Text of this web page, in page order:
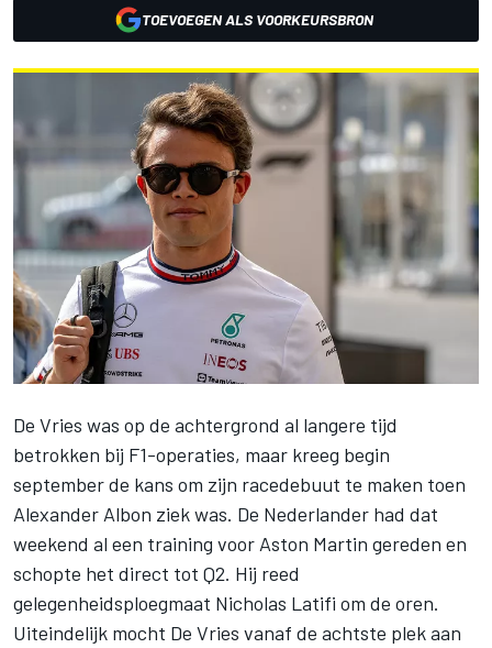
TOEVOEGEN ALS VOORKEURSBRON
De Vries was op de achtergrond al langere tijd
betrokken bij F1-operaties, maar kreeg begin
septemberde kans om zijn racedebuut te maken toen
Alexander Albon ziek was. De Nederlander had dat
weekend al een training voor Aston Martin gereden en
schopte het direct tot Q2. Hij reed
gelegenheidsploegmaat Nicholas Latifi om de oren.
Uiteindelijk mocht De Vries vanaf de achtste plek aan